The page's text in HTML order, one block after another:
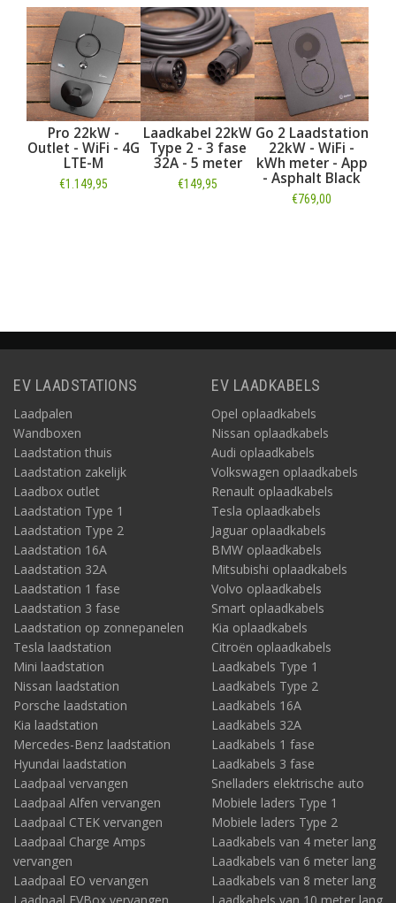
Go Laadstation
22kW - WiFi -
meter - App
- Asphalt Black
Pro 22kW -
Outlet - WiFi - 4G
LTE-M
€1.149,95
Laadkabel 22kW
Type 2 - 3 fase
32A - 5 meter
€149,95
Go 2
22kW
kWh
-
EV LAADSTATIONS
Laadpalen
Wandboxen
Laadstation thuis
Laadstation zakelijk
Laadbox outlet
Laadstation Type 1
Laadstation Type 2
Laadstation 16A
Laadstation 32A
Laadstation 1 fase
Laadstation 3 fase
Laadstation op zonnepanelen
Tesla laadstation
Mini laadstation
Nissan laadstation
Porsche laadstation
Kia laadstation
Mercedes-Benz laadstation
Hyundai laadstation
Laadpaal vervangen
Laadpaal Alfen vervangen
Laadpaal CTEK vervangen
Laadpaal Charge Amps
vervangen
Laadpaal EO vervangen
EV LAADKABELS
Opel oplaadkabels
Nissan oplaadkabels
Audi oplaadkabels
Volkswagen oplaadkabels
Renault oplaadkabels
Tesla oplaadkabels
Jaguar oplaadkabels
BMW oplaadkabels
Mitsubishi oplaadkabels
Volvo oplaadkabels
Smart oplaadkabels
Kia oplaadkabels
Citroën oplaadkabels
Laadkabels Type 1
Laadkabels Type 2
Laadkabels 16A
Laadkabels 32A
Laadkabels 1 fase
Laadkabels 3 fase
Snelladers elektrische auto
Mobiele laders Type 1
Mobiele laders Type 2
Laadkabels van 4 meter lang
Laadkabels van 6 meter lang
Laadkabels van 8 meter lang